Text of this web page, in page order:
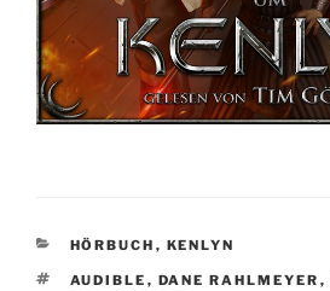
KATEGORIEN
HÖRBUCH , KENLYN
SCHLAGWÖRTER
AUDIBLE , DANE RAHLMEYER ,